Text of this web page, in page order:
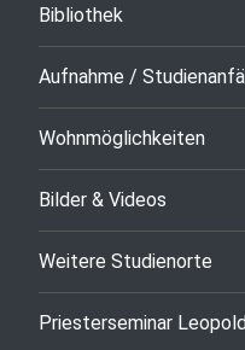
Bibliothek
Aufnahme /
Wohnmöglichkeiten
Bilder & Videos
Weitere Studienorte
Priesterseminar